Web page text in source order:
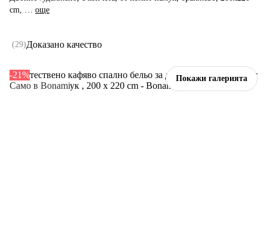
Покажи галерията
-21%
Само в Bonami
cm, … още
(29)Доказано качество